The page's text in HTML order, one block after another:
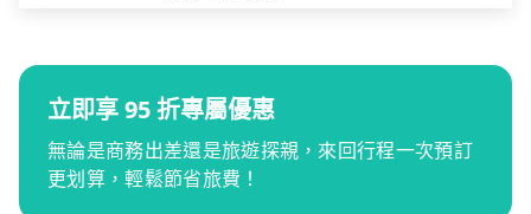
立即享 95 折專屬優惠
無論是商務出差還是旅遊探親，來回行程一次預訂
更划算，輕鬆節省旅費！